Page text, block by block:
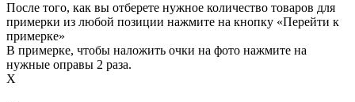
После того, как вы отберете нужное количество товаров для
примерки из любой позиции нажмите на кнопку «Перейти к
примерке»
В примерке, чтобы наложить очки на фото нажмите на
нужные оправы 2 раза.
X